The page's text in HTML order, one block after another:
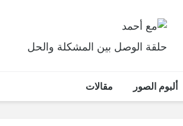
حلقة الوصل بين المشكلة والحل
ألبوم الصور مقالات